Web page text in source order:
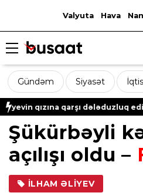
Valyuta Hava
Gündəm Siyasət
qarşı dələduzluq edildi Evinə
Şükürbəyli
açılışı oldu –
İLHAM ƏLIYEV